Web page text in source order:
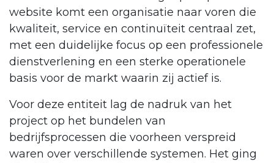
website komt een organisatie naar voren die
kwaliteit, service en continuïteit centraal zet,
met een duidelijke focus op een professionele
dienstverlening en een sterke operationele
basis voor de markt waarin zij actief is.
Voor deze entiteit lag de nadruk van het
project op het bundelen van
bedrijfsprocessen die voorheen verspreid
waren over verschillende systemen. Het ging